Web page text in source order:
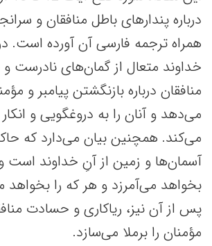
درباره پندارهای باطل منافقان و
همراه ترجمه فارسی آن آورده است.
خداوند متعال از گمان‌های نادرست
منافقان درباره بازنگشتن پیامبر و
می‌دهد و آنان را به دروغگویی و
می‌کند. همچنین بیان می‌دارد که
آسمان‌ها و زمین از آنِ خداوند است
بخواهد می‌آمرزد و هر که را
پس از آن نیز، ریاکاری و حسادت
مؤمنان را برملا می‌سازد.